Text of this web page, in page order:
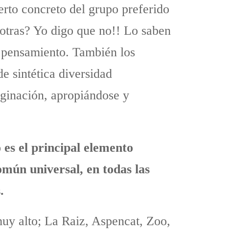
concreto del grupo preferido
Yo digo que no!! Lo saben
También los
sintética diversidad
apropiándose y
es el principal elemento
universal, en todas las
alto; La Raiz, Aspencat, Zoo,